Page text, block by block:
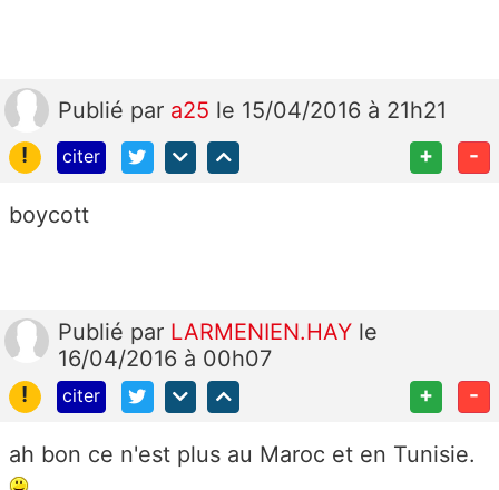
Publié par a25 le 15/04/2016 à 21h21
!
citer + -
boycott
Publié par LARMENIEN.HAY le
16/04/2016 à 00h07
!
citer + -
ah bon ce n'est plus au Maroc et en Tunisie.